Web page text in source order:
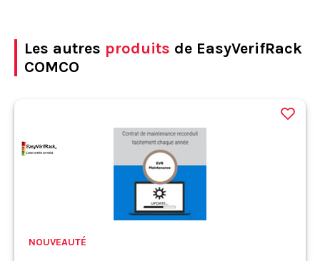
Les autres produits de EasyVerifRack
COMCO
NOUVEAUTÉ